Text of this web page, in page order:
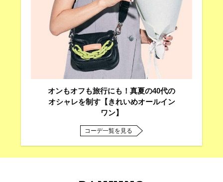
オンもオフも旅行にも！真夏の40代の
オシャレを制す【きれいめオールイン
ワン】
コーデ一覧を見る